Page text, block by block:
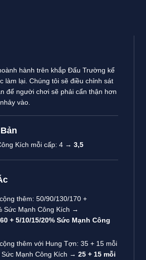
hành trên khắp Đấu Trường kể
làm lại. Chúng tôi sẽ điều chỉnh sát
để người chơi sẽ phải cẩn thận hơn
vào.
Kích mỗi cấp: 4 → 3,5
thêm: 50/90/130/170 +
Sức Mạnh Công Kích →
+ 5/10/15/20% Sức Mạnh Công
thêm với Hung Tợn: 35 + 15 mỗi
Sức Mạnh Công Kích → 25 + 15 mỗi